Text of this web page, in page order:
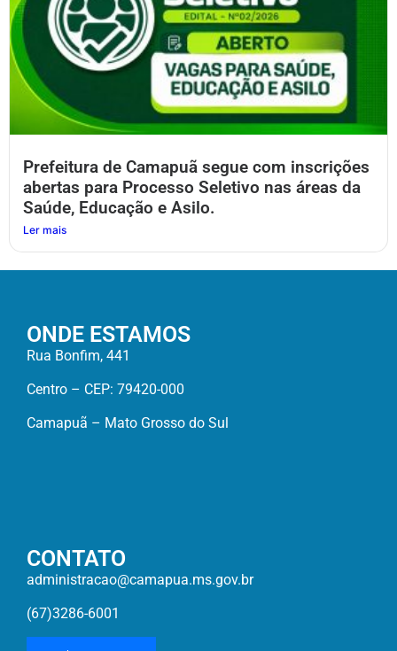
Prefeitura de Camapuã segue com inscrições
abertas para Processo Seletivo nas áreas da
Saúde, Educação e Asilo.
Ler mais
ONDE ESTAMOS
Rua Bonfim, 441
Centro – CEP: 79420-000
Camapuã – Mato Grosso do Sul
CONTATO
administracao@camapua.ms.gov.br
(67)3286-6001